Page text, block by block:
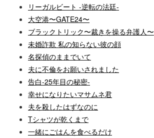
リーガルビート -逆転の法廷-
大空港〜GATE24〜
ブラックトリック〜裁きを操る弁護人〜
未婚詐欺 私の知らない彼の顔
名探偵のままでいて
夫に不倫をお願いされました
告白-25年目の秘密-
幸せになりたいマサムネ君
夫を殺したはずなのに
Tシャツが乾くまで
一緒にごはんを食べるだけ